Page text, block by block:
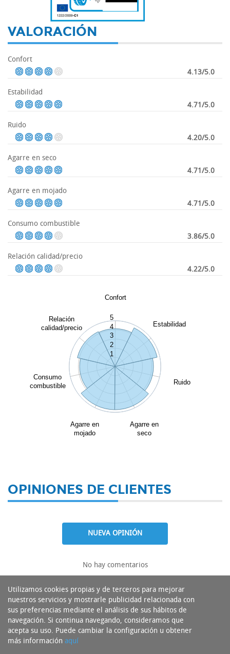
VALORACIÓN
Confort
4.13/5.0
Estabilidad
4.71/5.0
Ruido
4.20/5.0
Agarre en seco
4.71/5.0
Agarre en mojado
4.71/5.0
Consumo combustible
3.86/5.0
Relación calidad/precio
4.22/5.0
Confort
Estabilidad
Ruido
Agarre en
seco
Agarre en
mojado
Consumo
combustible
Relación
calidad/precio
1
2
3
4
5
OPINIONES DE CLIENTES
NUEVA OPINIÓN
No hay comentarios
Utilizamos cookies propias y de terceros para mejorar
nuestros servicios y mostrarle publicidad relacionada con
sus preferencias mediante el análisis de sus hábitos de
navegación. Si continua navegando, consideramos que
acepta su uso. Puede cambiar la configuración u obtener
más información aquí